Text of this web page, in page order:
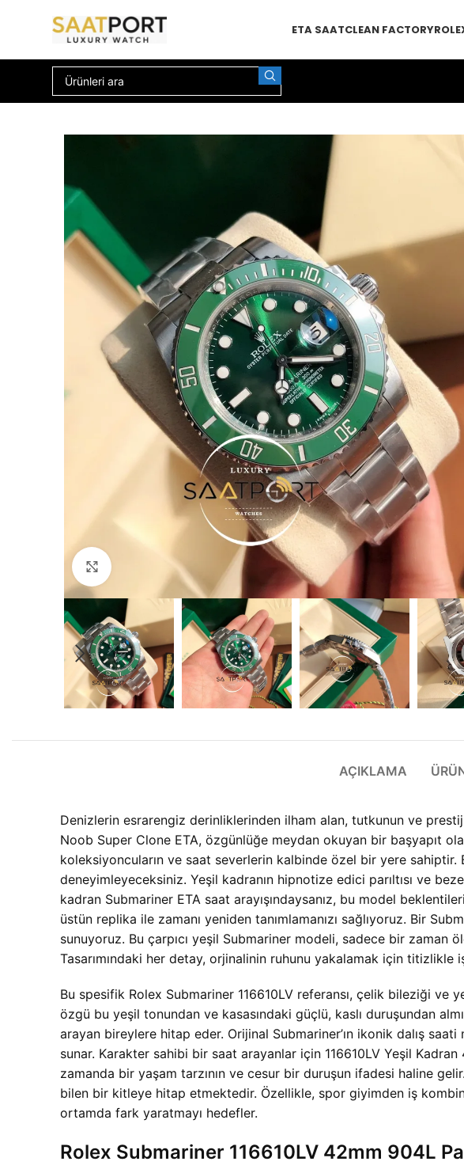
ETA SAATCLEAN FACTORY
Büyütmek için tıklayın
AÇIKLAMA
Denizlerin esrarengiz derinliklerinden ilham alan, tutkunun ve
Noob Super Clone ETA, özgünlüğe meydan okuyan bir başyapıt
koleksiyoncuların ve saat severlerin kalbinde özel bir yere sahiptir.
deneyimleyeceksiniz. Yeşil kadranın hipnotize edici parıltısı ve
kadran Submariner ETA saat arayışındaysanız, bu model
üstün replika ile zamanı yeniden tanımlamanızı sağlıyoruz. Bir
sunuyoruz. Bu çarpıcı yeşil Submariner modeli, sadece bir zaman
Tasarımındaki her detay, orjinalinin ruhunu yakalamak için titizlikle
Bu spesifik Rolex Submariner 116610LV referansı, çelik bileziği ve
özgü bu yeşil tonundan ve kasasındaki güçlü, kaslı duruşundan
arayan bireylere hitap eder. Orijinal Submariner’ın ikonik dalış
sunar. Karakter sahibi bir saat arayanlar için 116610LV Yeşil
zamanda bir yaşam tarzının ve cesur bir duruşun ifadesi haline
bilen bir kitleye hitap etmektedir. Özellikle, spor giyimden iş
ortamda fark yaratmayı hedefler.
Rolex Submariner 116610LV 42mm 904L